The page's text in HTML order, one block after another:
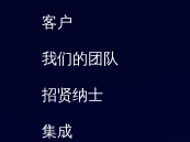
客户
我们的团队
招贤纳士
集成